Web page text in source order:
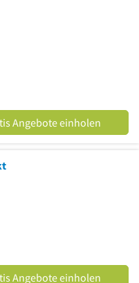
Angebote einholen
Angebote einholen